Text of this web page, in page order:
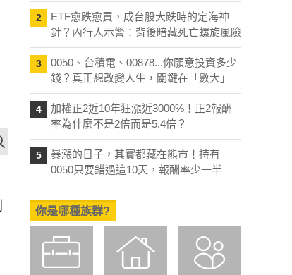
2
ETF愈跌愈買，成台股大跌時的定海神
針？內行人示警：背後暗藏死亡螺旋風險
3
0050、台積電、00878...你願意投資多少
錢？真正想改變人生，關鍵在「數大」
4
加權正2近10年狂漲近3000%！正2報酬
率為什麼不是2倍而是5.4倍？
5
暴漲的日子，其實都藏在熊市！持有
0050只要錯過這10天，報酬率少一半
你是哪種族群?